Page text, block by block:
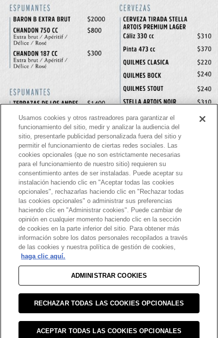
Usamos cookies y otros rastreadores para garantizar el
funcionamiento del sitio, medir y analizar la audiencia del
sitio, presentarle publicidad personalizada fuera del sitio y
permitir el funcionamiento de ciertas redes sociales. Las
cookies opcionales (que no son estrictamente necesarias
para el funcionamiento de nuestro sitio) requieren su
consentimiento antes de ser instaladas. Puede aceptar su
instalación haciendo clic en "Aceptar todas las cookies
opcionales", rechazarlas haciendo clic en "Rechazar todas
las cookies opcionales" o administrar sus preferencias
haciendo clic en "Administrar cookies". Puede cambiar de
opinión en cualquier momento haciendo clic en la sección
de cookies en la parte inferior del sitio. Para obtener más
información sobre los datos personales recopilados a través
de las cookies y nuestra política de gestión de cookies,
haga clic aquí.
ADMINISTRAR COOKIES
RECHAZAR TODAS LAS COOKIES OPCIONALES
ACEPTAR TODAS LAS COOKIES OPCIONALES